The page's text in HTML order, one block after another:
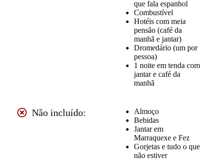
que fala espanhol
Combustível
Hotéis com meia
pensão (café da
manhã e jantar)
Dromedário (um por
pessoa)
1 noite em tenda com
jantar e café da
manhã
Não incluído:
Almoço
Bebidas
Jantar em
Marraquexe e Fez
Gorjetas e tudo o que
não estiver